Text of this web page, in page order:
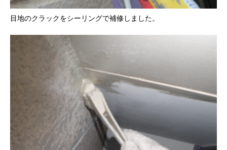
目地のクラックをシーリングで補修しました。